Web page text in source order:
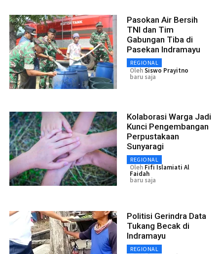
Pasokan Air Bersih
TNI dan Tim
Gabungan Tiba di
Pasekan Indramayu
REGIONAL
OlehSiswo Prayitno
baru saja
Kolaborasi Warga Jadi
Kunci Pengembangan
Perpustakaan
Sunyaragi
REGIONAL
Oleh Fifi Islamiati Al
Faidah
baru saja
Politisi Gerindra Data
Tukang Becak di
Indramayu
REGIONAL